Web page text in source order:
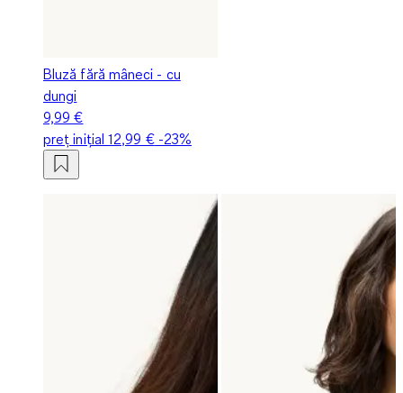
Bluză fără mâneci - cu
dungi
9,99 €
preț inițial12,99 €-23%